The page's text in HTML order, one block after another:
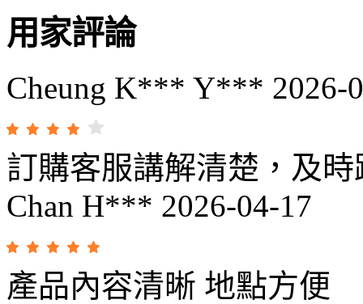
用家評論
Cheung K*** Y*** 2026-
訂購客服講解清楚，及
Chan H*** 2026-04-17
產品內容清晰 地點方便